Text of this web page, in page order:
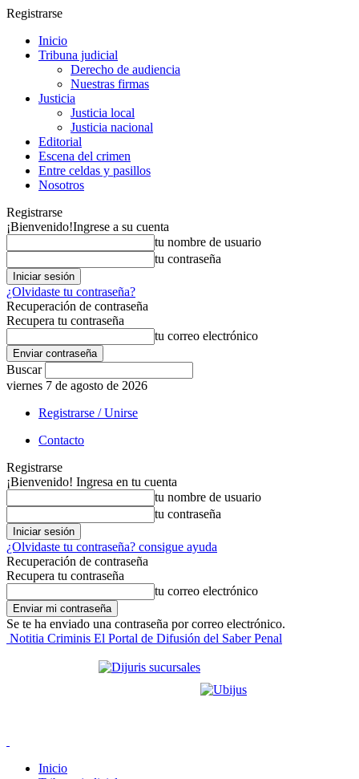
Registrarse
Inicio
Tribuna judicial
Derecho de audiencia
Nuestras firmas
Justicia
Justicia local
Justicia nacional
Editorial
Escena del crimen
Entre celdas y pasillos
Nosotros
Registrarse
¡Bienvenido!Ingrese a su cuenta
tu nombre de usuario
tu contraseña
¿Olvidaste tu contraseña?
Recuperación de contraseña
Recupera tu contraseña
tu correo electrónico
Buscar
viernes 7 de agosto de 2026
Registrarse / Unirse
Contacto
Registrarse
¡Bienvenido! Ingresa en tu cuenta
tu nombre de usuario
tu contraseña
¿Olvidaste tu contraseña? consigue ayuda
Recuperación de contraseña
Recupera tu contraseña
tu correo electrónico
Se te ha enviado una contraseña por correo electrónico.
Notitia Criminis El Portal de Difusión del Saber Penal
Inicio